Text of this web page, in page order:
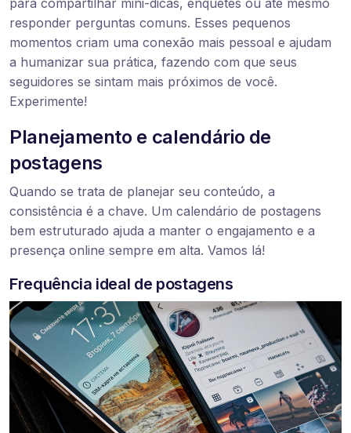
responder perguntas comuns. Esses pequenos
momentos criam uma conexão mais pessoal e ajudam
a humanizar sua prática, fazendo com que seus
seguidores se sintam mais próximos de você.
Experimente!
Planejamento e calendário de
postagens
Quando se trata de planejar seu conteúdo, a
consistência é a chave. Um calendário de postagens
bem estruturado ajuda a manter o engajamento e a
presença online sempre em alta. Vamos lá!
Frequência ideal de postagens